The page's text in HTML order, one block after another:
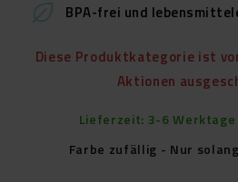
BPA-frei und
Diese Produktkategorie ist
Aktionen
Lieferzeit: 3-6 Werktage
Farbe zufällig - Nur